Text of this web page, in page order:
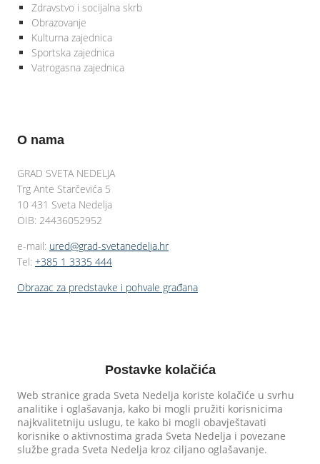
Zdravstvo i socijalna skrb
Obrazovanje
Kulturna zajednica
Sportska zajednica
Vatrogasna zajednica
O nama
GRAD SVETA NEDELJA
Trg Ante Starčevića 5
10 431 Sveta Nedelja
OIB: 24436052952
e-mail: ured@grad-svetanedelja.hr
Tel: +385 1 3335 444
Obrazac za predstavke i pohvale građana
Postavke kolačića
Web stranice grada Sveta Nedelja koriste kolačiće u svrhu
analitike i oglašavanja, kako bi mogli pružiti korisnicima
najkvalitetniju uslugu, te kako bi mogli obavještavati
korisnike o aktivnostima grada Sveta Nedelja i povezane
službe grada Sveta Nedelja kroz ciljano oglašavanje.